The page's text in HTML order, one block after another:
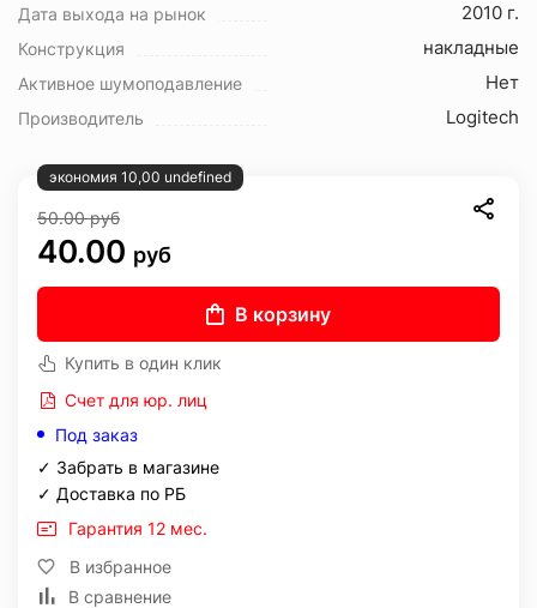
Дата выхода на рынок 2010 г.
Конструкция накладные
Активное шумоподавление Нет
Производитель Logitech
экономия 10,00 undefined
50.00руб
40.00 руб
В корзину
Купить в один клик
Счет для юр. лиц
Под заказ
✓ Забрать в магазине
✓ Доставка по РБ
Гарантия 12 мес.
В избранное
В сравнение